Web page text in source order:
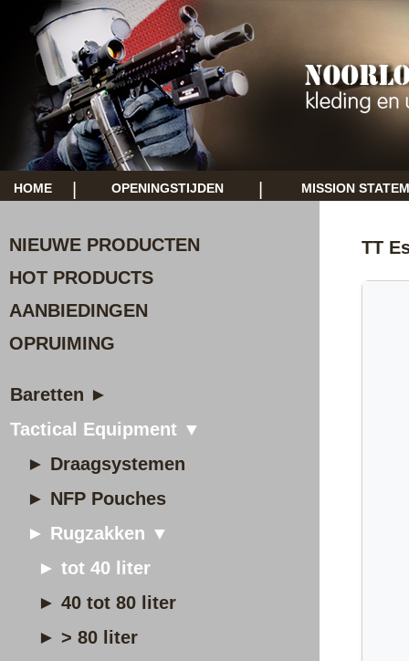
HOME OPENINGSTIJDEN MISSION
NIEUWE PRODUCTEN
HOT PRODUCTS
AANBIEDINGEN
OPRUIMING
Baretten ►
Tactical Equipment ▼
► Draagsystemen
► NFP Pouches
► Rugzakken ▼
► tot 40 liter
► 40 tot 80 liter
► > 80 liter
TT